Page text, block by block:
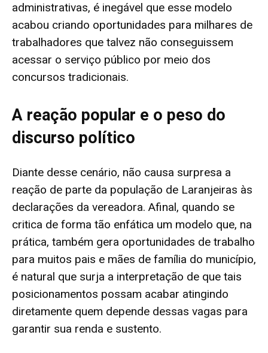
administrativas, é inegável que esse modelo
acabou criando oportunidades para milhares de
trabalhadores que talvez não conseguissem
acessar o serviço público por meio dos
concursos tradicionais.
A reação popular e o peso do
discurso político
Diante desse cenário, não causa surpresa a
reação de parte da população de Laranjeiras às
declarações da vereadora. Afinal, quando se
critica de forma tão enfática um modelo que, na
prática, também gera oportunidades de trabalho
para muitos pais e mães de família do município,
é natural que surja a interpretação de que tais
posicionamentos possam acabar atingindo
diretamente quem depende dessas vagas para
garantir sua renda e sustento.